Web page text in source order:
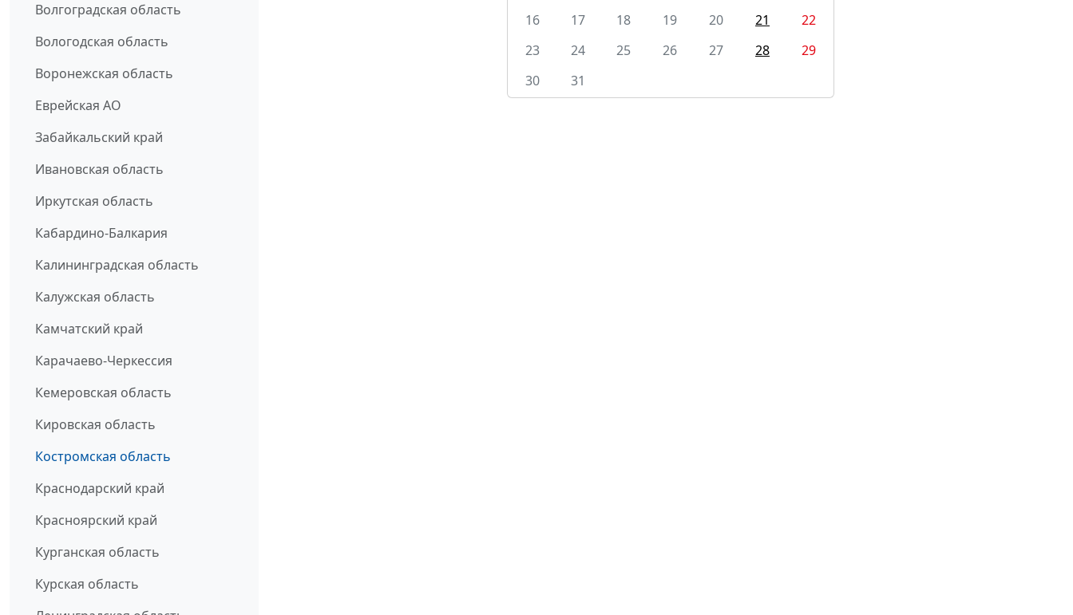
Волгоградская область
Вологодская область
Воронежская область
Еврейская АО
Забайкальский край
Ивановская область
Иркутская область
Кабардино-Балкария
Калининградская область
Калужская область
Камчатский край
Карачаево-Черкессия
Кемеровская область
Кировская область
Костромская область
Краснодарский край
Красноярский край
Курганская область
Курская область
16
17 18 19 20 21
22
23
24 25 26 27 28
29
30
31